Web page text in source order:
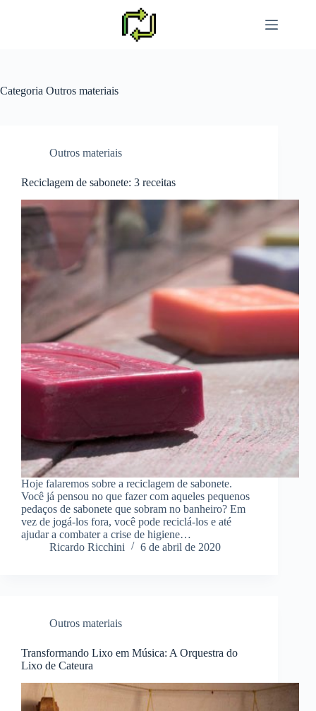
Categoria Outros materiais
Outros materiais
Reciclagem de sabonete: 3 receitas
Hoje falaremos sobre a reciclagem de sabonete.
Você já pensou no que fazer com aqueles pequenos
pedaços de sabonete que sobram no banheiro? Em
vez de jogá-los fora, você pode reciclá-los e até
ajudar a combater a crise de higiene…
Ricardo Ricchini
6 de abril de 2020
Outros materiais
Transformando Lixo em Música: A Orquestra do
Lixo de Cateura